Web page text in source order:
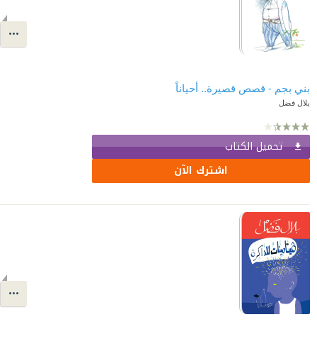
بني بجم - قصص قصيرة.. أحياناً
بلال فضل
تحميل الكتاب
اشترك الآن